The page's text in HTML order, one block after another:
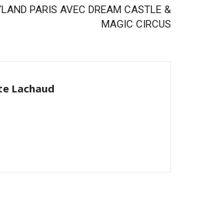
PARIS AVEC DREAM CASTLE &
MAGIC CIRCUS
Lachaud